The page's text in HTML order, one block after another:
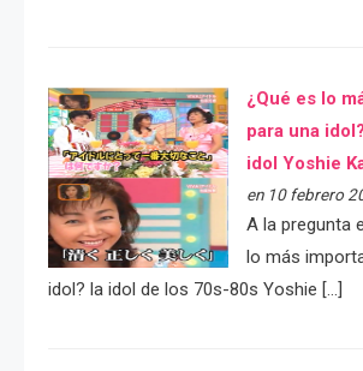
¿Qué es lo
para una
idol Yoshie
en 10 febrero
A la pregunta
lo más
idol? la idol de los 70s-80s Yoshie […]